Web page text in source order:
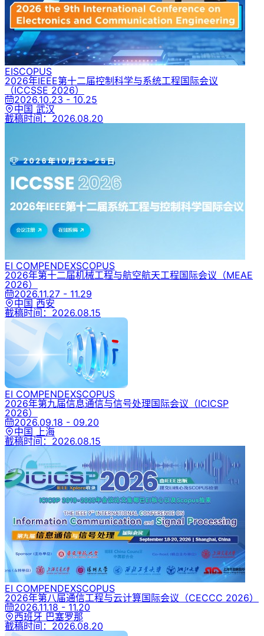
EISCOPUS
2026年IEEE第十二届控制科学与系统工程国际会议
（ICCSSE 2026）
2026.10.23 - 10.25
中国 武汉
截稿时间： 2026.08.20
EI COMPENDEXSCOPUS
2026年第十二届机械工程与航空航天工程国际会议 （MEAE
2026）
2026.11.27 - 11.29
中国 西安
截稿时间： 2026.08.15
EI COMPENDEXSCOPUS
2026年第九届信息通信与信号处理国际会议 （ICICSP
2026）
2026.09.18 - 09.20
中国 上海
截稿时间： 2026.08.15
EI COMPENDEXSCOPUS
2026年第八届通信工程与云计算国际会议 （CECCC 2026）
2026.11.18 - 11.20
西班牙 巴塞罗那
截稿时间： 2026.08.20